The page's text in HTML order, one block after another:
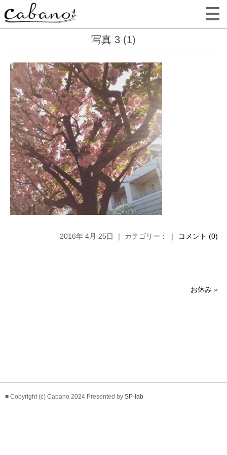
写真 3 (1)
2016年 4月 25日 ｜ カテゴリー： ｜ コメント (0)
お休み »
■ Copyright (c) Cabano 2024 Presented by SP-lab